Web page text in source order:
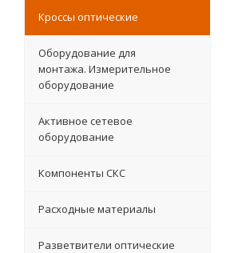
Кроссы оптические
Оборудование для
монтажа. Измерительное
оборудование
Активное сетевое
оборудование
Компоненты СКС
Расходные материалы
Разветвители оптические